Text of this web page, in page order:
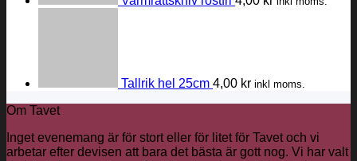
Tallrik hel 25cm 4,00 kr inkl moms.
Om Tavet
Inget evenemang är för stort eller för litet för Tavet och vi
arbetar efter devisen att bara det bästa är gott nog. Vi har valt